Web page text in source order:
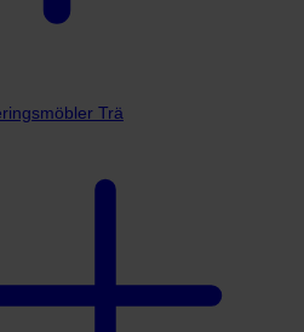
Trä